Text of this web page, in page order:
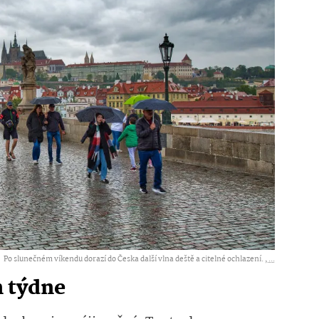
Po slunečném víkendu dorazí do Česka další vlna deště a citelné ochlazení. ,...
týdne